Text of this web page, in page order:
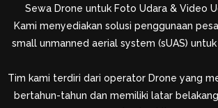
Sewa Drone untuk Foto Udara & Video
Kami menyediakan solusi penggunaan
small unmanned aerial system (sUAS)
Tim kami terdiri dari operator Drone yang
bertahun-tahun dan memiliki latar